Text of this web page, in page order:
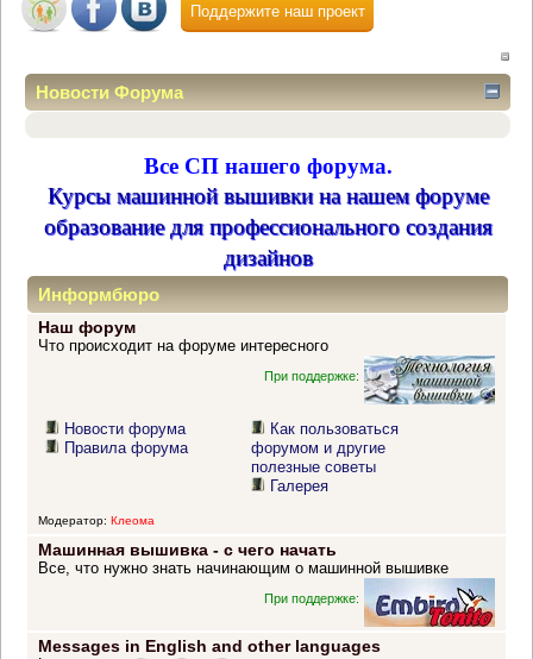
Поддержите наш проект
Новости Форума
Все СП нашего форума.
Курсы машинной вышивки на нашем форуме
образование для профессионального создания
дизайнов
Информбюро
Наш форум
Что происходит на форуме интересного
При поддержке:
Новости форума
Правила форума
Как пользоваться
форумом и другие
полезные советы
Галерея
Модератор: Клеома
Машинная вышивка - с чего начать
Все, что нужно знать начинающим о машинной вышивке
При поддержке:
Messages in English and other languages